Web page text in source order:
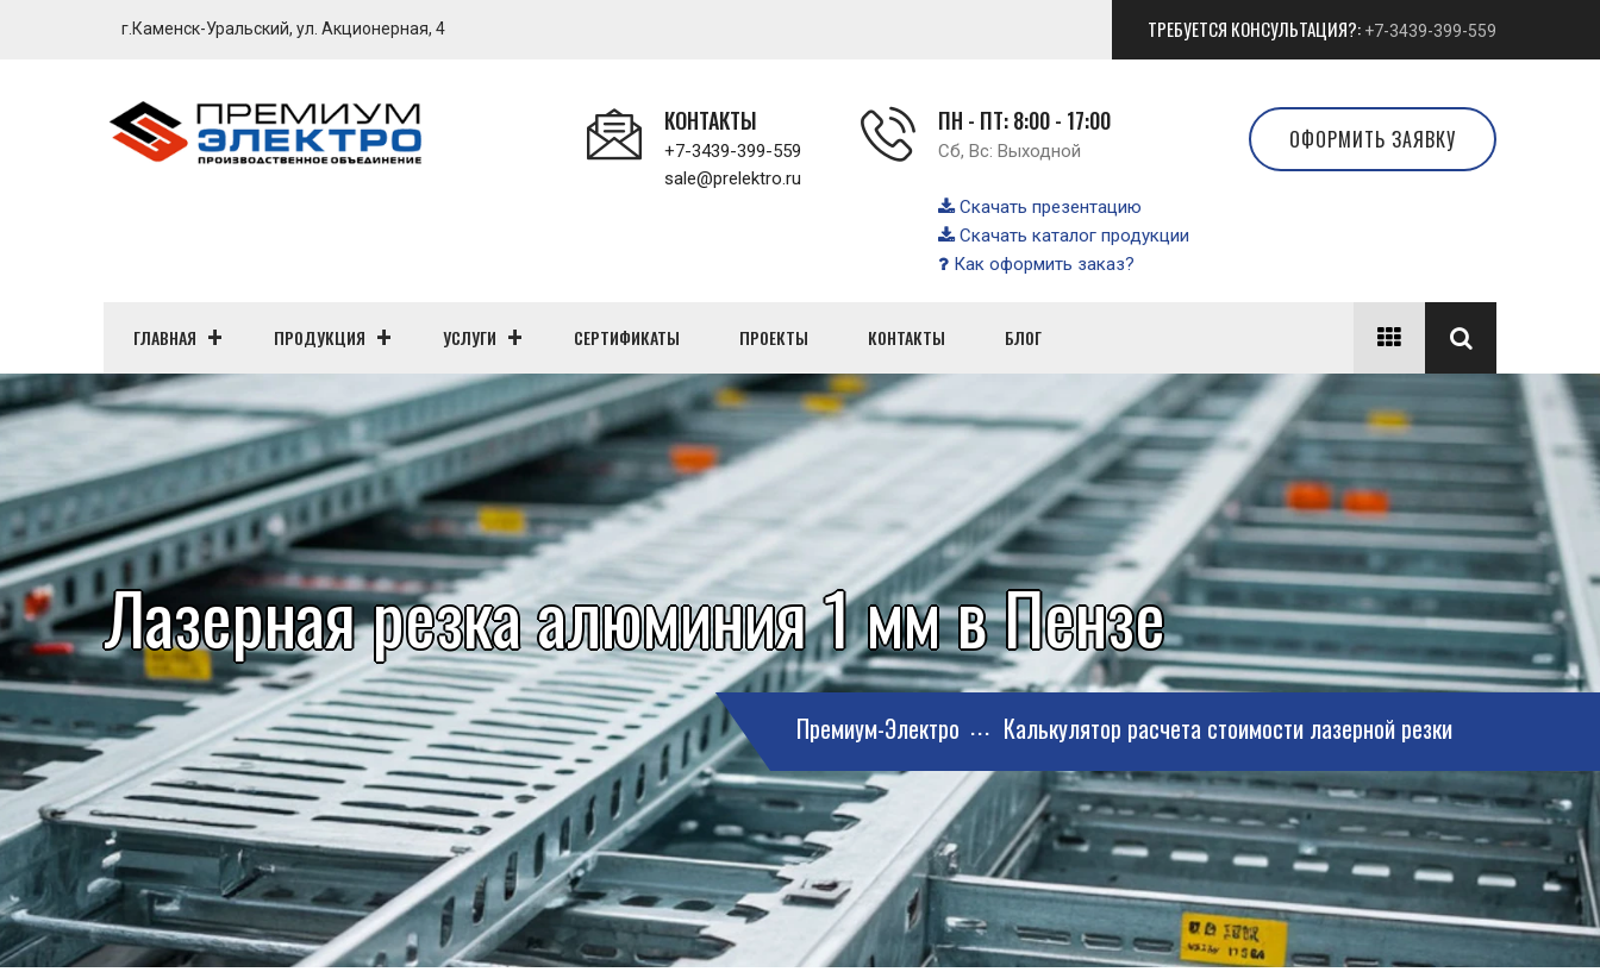
г.Каменск-Уральский, ул. Акционерная, 4 ТРЕБУЕТСЯ КОНСУЛЬТАЦИЯ?: +7-3439-399-559
КОНТАКТЫ
+7-3439-399-559
sale@prelektro.ru
ПН - ПТ: 8:00 - 17:00
Сб, Вс: Выходной
Скачать презентацию
Скачать каталог продукции
Как оформить заказ?
ОФОРМИТЬ ЗАЯВКУ
ГЛАВНАЯ ПРОДУКЦИЯ УСЛУГИ СЕРТИФИКАТЫ ПРОЕКТЫ КОНТАКТЫ БЛОГ
Лазерная резка алюминия 1 мм в Пензе
Премиум-Электро Калькулятор расчета стоимости лазерной резки